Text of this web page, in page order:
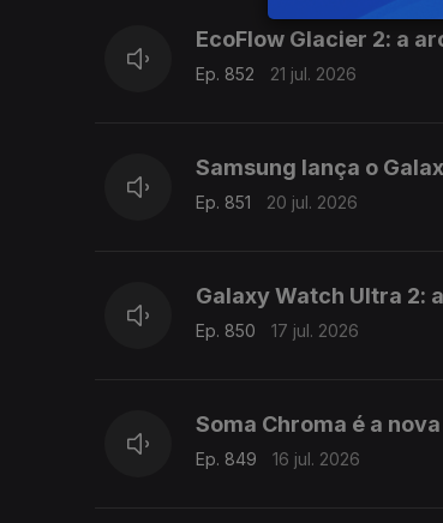
EcoFlow Glacier 2: a
Ep. 852 21 jul. 2026
Samsung lança o
Ep. 851 20 jul. 2026
Galaxy Watch Ultra 2:
Ep. 850 17 jul. 2026
Soma Chroma é a
Ep. 849 16 jul. 2026